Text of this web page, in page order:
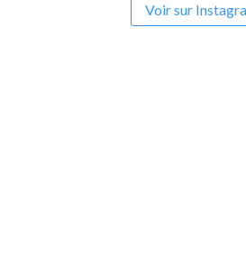
Voir sur